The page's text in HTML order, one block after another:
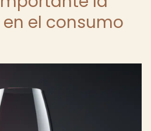
el consumo